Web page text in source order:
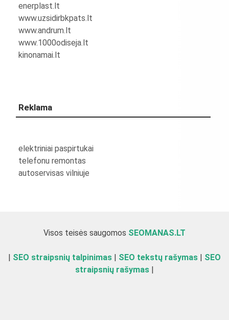
enerplast.lt
www.uzsidirbkpats.lt
www.andrum.lt
www.1000odiseja.lt
kinonamai.lt
Reklama
elektriniai paspirtukai
telefonu remontas
autoservisas vilniuje
Visos teisės saugomos SEOMANAS.LT
| SEO straipsnių talpinimas | SEO tekstų rašymas | SEO
straipsnių rašymas |